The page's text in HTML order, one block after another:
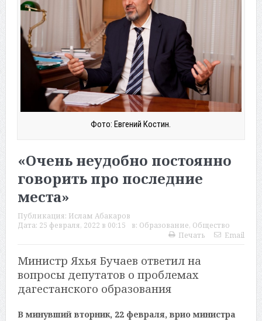
Фото: Евгений Костин.
«Очень неудобно постоянно
говорить про последние
места»
Публикация: Ислам Абакаров
Дата: 25 февраля, 2022 в 00:15 в: Образование, Общество
Печать
Email
Министр Яхья Бучаев ответил на
вопросы депутатов о проблемах
дагестанского образования
В минувший вторник, 22 февраля, врио министра